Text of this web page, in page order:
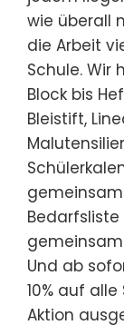
wie überall
die Arbeit
Schule. Wir
Block bis
Bleistift,
Und ab
10% auf alle
Aktion